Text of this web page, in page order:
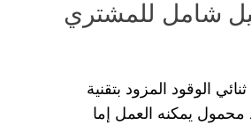
شامل للمشتري
الوقود المزود بتقنية
يمكنه العمل إما